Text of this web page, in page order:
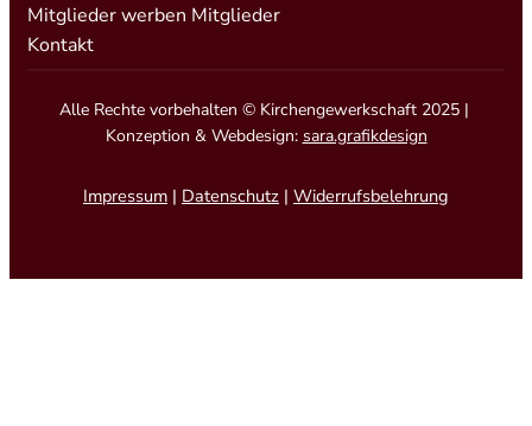
Mitglieder werben Mitglieder
Kontakt
Alle Rechte vorbehalten © Kirchengewerkschaft 2025 |
Konzeption & Webdesign: sara.grafikdesign
Impressum | Datenschutz | Widerrufsbelehrung